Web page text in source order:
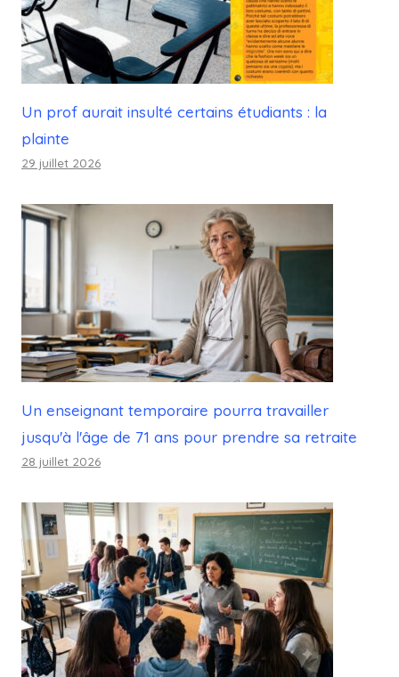
Un prof aurait insulté certains étudiants : la
plainte
29 juillet 2026
Un enseignant temporaire pourra travailler
jusqu'à l'âge de 71 ans pour prendre sa retraite
28 juillet 2026